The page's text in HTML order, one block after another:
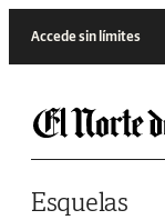
Accede sin límites
Esquelas